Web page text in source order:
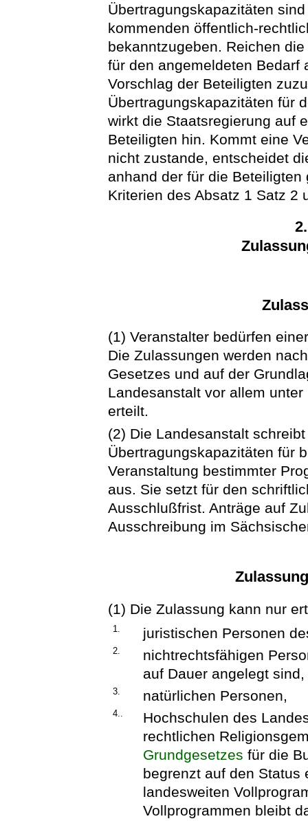
Übertragungskapazitäten
kommenden öffentlich-
bekanntzugeben. Reichen
für den angemeldeten Bedarf
Vorschlag der Beteiligten
Übertragungskapazitäten für
wirkt die Staatsregierung auf
Beteiligten hin. Kommt eine
nicht zustande, entscheidet
anhand der für die
Kriterien des Absatz 1 Satz 2
(1) Veranstalter bedürfen
Die Zulassungen werden
Gesetzes und auf der
Landesanstalt vor allem
erteilt.
(2) Die Landesanstalt
Übertragungskapazitäten für
Veranstaltung bestimmter
aus. Sie setzt für den
Ausschlußfrist. Anträge auf
Ausschreibung im
(1) Die Zulassung kann nur
1. juristischen Personen
2.
nichtrechtsfähigen
auf Dauer angelegt sind,
3. natürlichen Personen,
4..
Hochschulen des
rechtlichen
Grundgesetzes für die
begrenzt auf den Status
landesweiten
Vollprogrammen bleibt